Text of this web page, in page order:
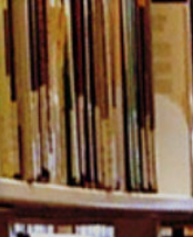
コ
ン
テ
ン
ツ
へ
ス